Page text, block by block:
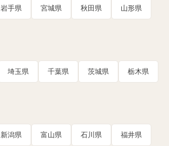
岩手県 宮城県 秋田県 山形県
埼玉県 千葉県 茨城県 栃木県
新潟県 富山県 石川県 福井県